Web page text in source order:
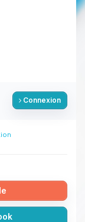
Connexion